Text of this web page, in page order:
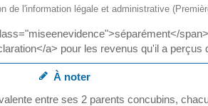
de l'information légale et administrative
a> pour les revenus qu'il a perçus
À noter
entre ses 2 parents concubins,